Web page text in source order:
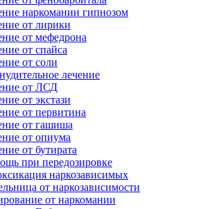
наркомании гипнозом
от лирики
от мефедрона
от спайса
от соли
лечение
от ЛСД
от экстази
от первитина
от гашиша
от опиума
от бутирата
при передозировке
наркозависимых
от наркозависимости
от наркомании